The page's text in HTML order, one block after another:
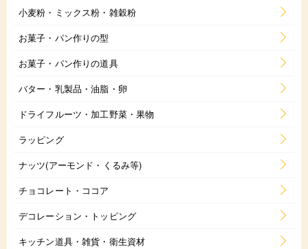
小麦粉・ミックス粉・雑穀粉
お菓子・パン作りの型
お菓子・パン作りの道具
バター・乳製品・油脂・卵
ドライフルーツ・加工野菜・果物
ラッピング
ナッツ(アーモンド・くるみ等)
チョコレート・ココア
デコレーション・トッピング
キッチン道具・雑貨・衛生資材